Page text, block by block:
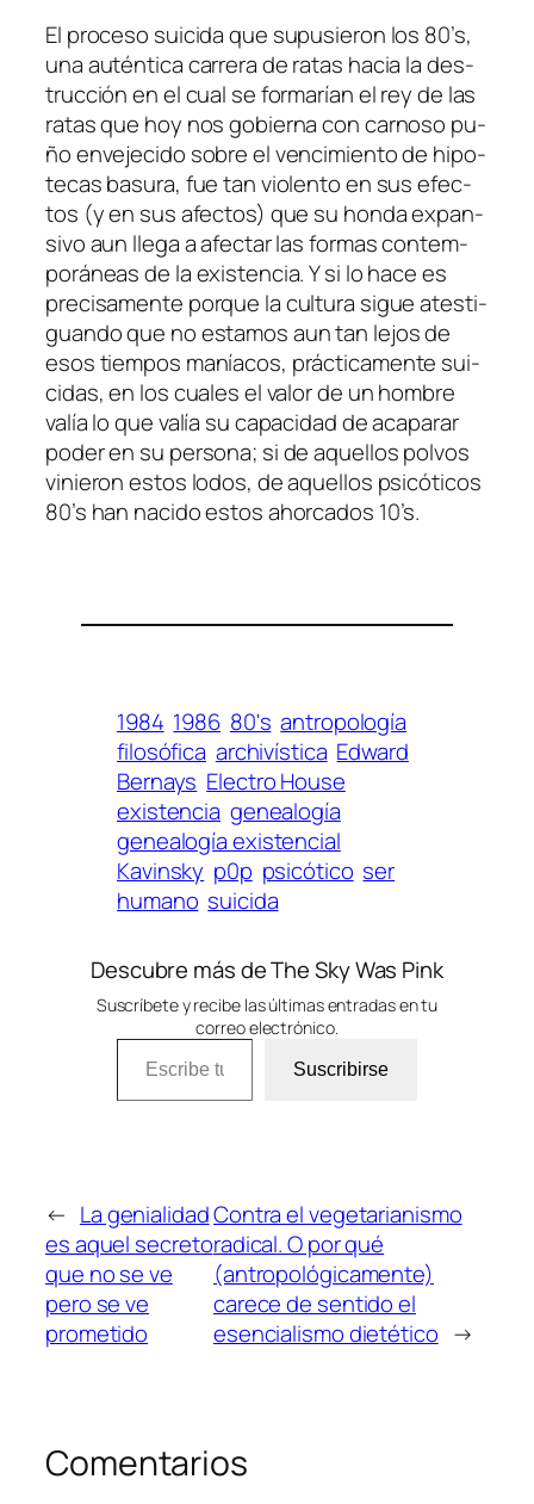
El pro­ce­so sui­ci­da que su­pu­sie­ron los 80’s,
una au­tén­ti­ca ca­rre­ra de ra­tas ha­cia la des­
truc­ción en el cual se for­ma­rían el rey de las
ra­tas que hoy nos go­bier­na con car­no­so pu­
ño en­ve­je­ci­do so­bre el ven­ci­mien­to de hi­po­
te­cas ba­su­ra, fue tan vio­len­to en sus efec­
tos (y en sus afec­tos) que su hon­da ex­pan­
si­vo aun lle­ga a afec­tar las for­mas con­tem­
po­rá­neas de la exis­ten­cia. Y si lo ha­ce es
pre­ci­sa­men­te por­que la cul­tu­ra si­gue ates­ti­
guan­do que no es­ta­mos aun tan le­jos de
esos tiem­pos ma­nía­cos, prác­ti­ca­men­te sui­
ci­das, en los cua­les el va­lor de un hom­bre
va­lía lo que va­lía su ca­pa­ci­dad de aca­pa­rar
po­der en su per­so­na; si de aque­llos pol­vos
vi­nie­ron es­tos lo­dos, de aque­llos psi­có­ti­cos
80’s han na­ci­do es­tos ahor­ca­dos 10’s.
1984 1986 80's antropología
filosófica archivística Edward
Bernays Electro House
existencia genealogía
genealogía existencial
Kavinsky p0p psicótico ser
humano suicida
Descubre más de The Sky Was Pink
Suscríbete y recibe las últimas entradas en tu
correo electrónico.
Escribe tu correo electrónico…
Suscribirse
← La genialidad
es aquel secreto
que no se ve
pero se ve
prometido
Contra el vegetarianismo
radical. O por qué
(antropológicamente)
carece de sentido el
esencialismo dietético →
Comentarios